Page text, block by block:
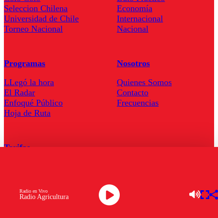
Radio Agricultura
Radio en Vivo
Seleccion Chilena
Universidad de Chile
Torneo Nacional
Economía
Internacional
Nacional
Programas
LLegó la hora
El Radar
Enfoqué Público
Hoja de Ruta
Nosotros
Quienes Somos
Contacto
Frecuencias
Tarifas